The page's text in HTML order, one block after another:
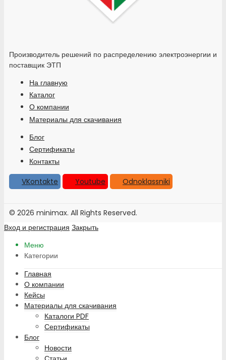
Производитель решений по распределению электроэнергии и
поставщик ЭТП
На главную
Каталог
О компании
Материалы для скачивания
Блог
Сертификаты
Контакты
VKontakte
Youtube Odnoklassniki
© 2026 minimax. All Rights Reserved.
Вход и регистрация Закрыть
Меню
Категории
Главная
О компании
Кейсы
Материалы для скачивания
Каталоги PDF
Сертификаты
Блог
Новости